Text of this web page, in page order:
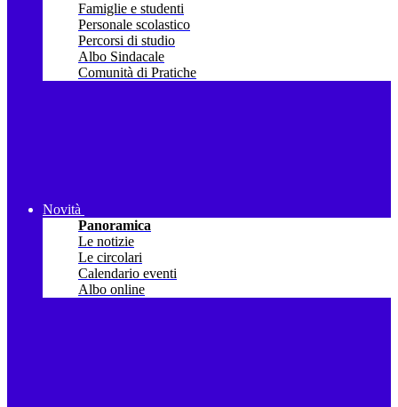
Famiglie e studenti
Personale scolastico
Percorsi di studio
Albo Sindacale
Comunità di Pratiche
Novità
Panoramica
Le notizie
Le circolari
Calendario eventi
Albo online